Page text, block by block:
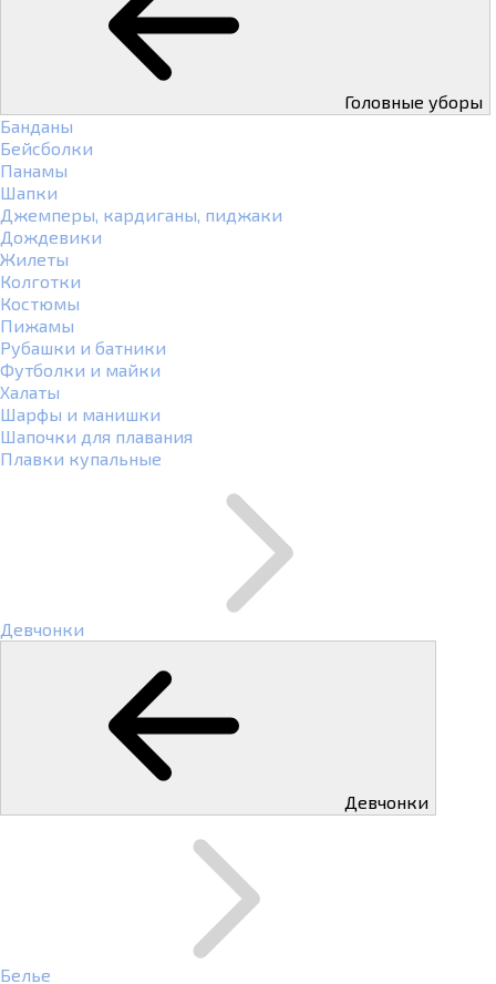
Головные уборы
Банданы
Бейсболки
Панамы
Шапки
Джемперы, кардиганы, пиджаки
Дождевики
Жилеты
Колготки
Костюмы
Пижамы
Рубашки и батники
Футболки и майки
Халаты
Шарфы и манишки
Шапочки для плавания
Плавки купальные
Девчонки
Девчонки
Белье